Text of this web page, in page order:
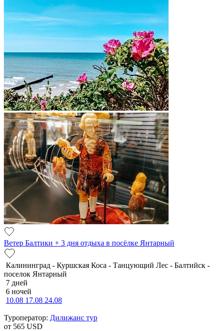
Ветер Балтики + 3 дня отдыха в посёлке Янтарный
Калининград - Куршская Коса - Танцующий Лес - Балтийск -
поселок Янтарный
7 дней
6 ночей
10.08 17.08 24.08
Туроператор: Дилижанс тур
от 565 USD